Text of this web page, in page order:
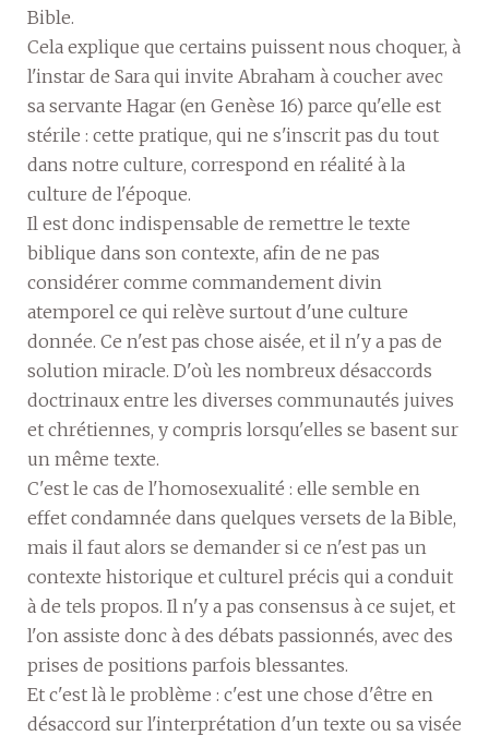
Bible.
Cela explique que certains puissent nous choquer, à
l'instar de Sara qui invite Abraham à coucher avec
sa servante Hagar (en Genèse 16) parce qu'elle est
stérile : cette pratique, qui ne s'inscrit pas du tout
dans notre culture, correspond en réalité à la
culture de l'époque.
Il est donc indispensable de remettre le texte
biblique dans son contexte, afin de ne pas
considérer comme commandement divin
atemporel ce qui relève surtout d'une culture
donnée. Ce n'est pas chose aisée, et il n'y a pas de
solution miracle. D'où les nombreux désaccords
doctrinaux entre les diverses communautés juives
et chrétiennes, y compris lorsqu'elles se basent sur
un même texte.
C'est le cas de l'homosexualité : elle semble en
effet condamnée dans quelques versets de la Bible,
mais il faut alors se demander si ce n'est pas un
contexte historique et culturel précis qui a conduit
à de tels propos. Il n'y a pas consensus à ce sujet, et
l'on assiste donc à des débats passionnés, avec des
prises de positions parfois blessantes.
Et c'est là le problème : c'est une chose d'être en
désaccord sur l'interprétation d'un texte ou sa visée